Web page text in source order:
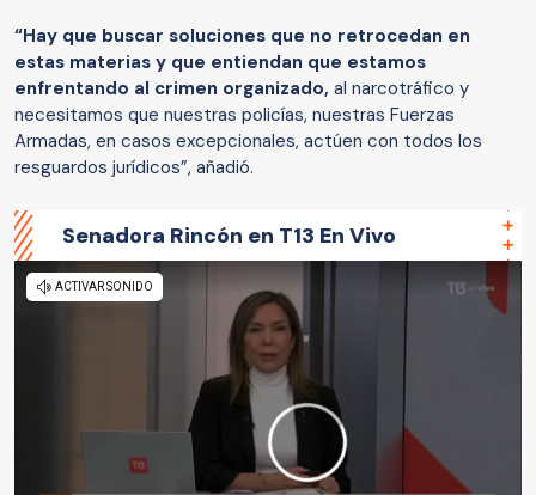
“Hay que buscar soluciones que no retrocedan en
estas materias y que entiendan que estamos
enfrentando al crimen organizado, al narcotráfico y
necesitamos que nuestras policías, nuestras Fuerzas
Armadas, en casos excepcionales, actúen con todos los
resguardos jurídicos”, añadió.
Senadora Rincón en T13 En Vivo